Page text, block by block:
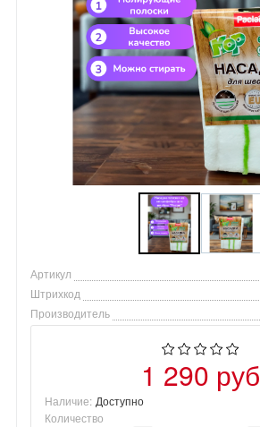
Артикул
Штрихкод
Производитель
1 290 руб
Наличие: Доступно
Количество